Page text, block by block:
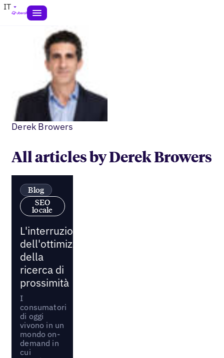
IT
Derek Browers
All articles by Derek Browers
Blog
SEO
locale
L'interruzione
dell'ottimizzazione
della
ricerca di
prossimità
I
consumatori
di oggi
vivono in un
mondo on-
demand in
cui